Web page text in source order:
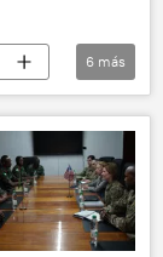
6 más